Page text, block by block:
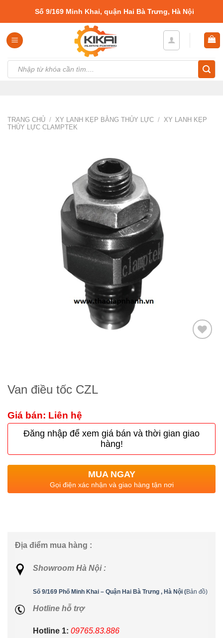
content
Số 9/169 Minh Khai, quận Hai Bà Trưng, Hà Nội
kiếm:
TRANG CHỦ / XY LANH KẸP BẰNG THỦY LỰC /
XY LANH KẸP
THỦY LỰC CLAMPTEK
Van điều tốc CZL
Giá bán: Liên hệ
Đăng nhập để xem giá bán và thời gian giao
hàng!
MUA NGAY
Gọi điện xác nhận và giao hàng tận nơi
Địa điểm mua hàng :
Showroom Hà Nội :
Số 9/169 Phố Minh Khai – Quận Hai Bà Trưng , Hà Nội (Bản đồ)
Hotline hỗ trợ
Hotline 1: 09765.83.886